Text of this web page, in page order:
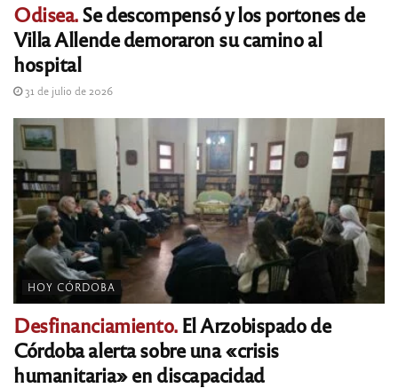
Odisea.Se descompensó y los portones de
Villa Allende demoraron su camino al
hospital
31 de julio de 2026
HOY CÓRDOBA
Desfinanciamiento.El Arzobispado de
Córdoba alerta sobre una «crisis
humanitaria» en discapacidad